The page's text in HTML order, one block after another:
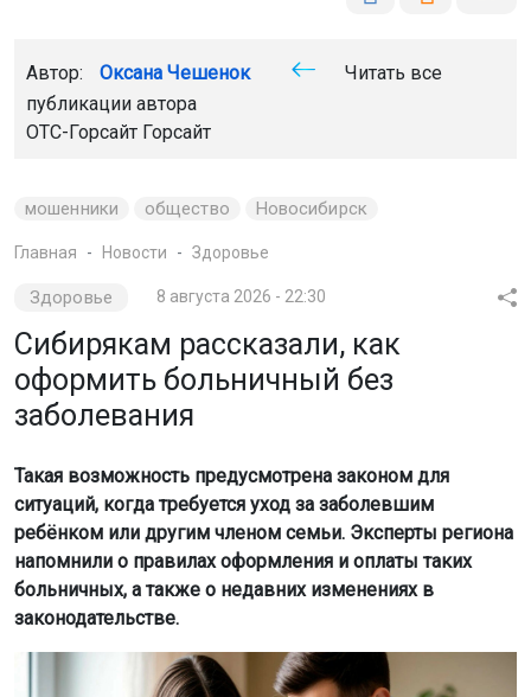
Автор: Оксана Чешенок
Читать все
публикации автора
ОТС-Горсайт Горсайт
мошенники общество Новосибирск
Главная Новости Здоровье
Здоровье 8 августа 2026 - 22:30
Сибирякам рассказали, как
оформить больничный без
заболевания
Такая возможность предусмотрена законом для
ситуаций, когда требуется уход за заболевшим
ребёнком или другим членом семьи. Эксперты региона
напомнили о правилах оформления и оплаты таких
больничных, а также о недавних изменениях в
законодательстве.